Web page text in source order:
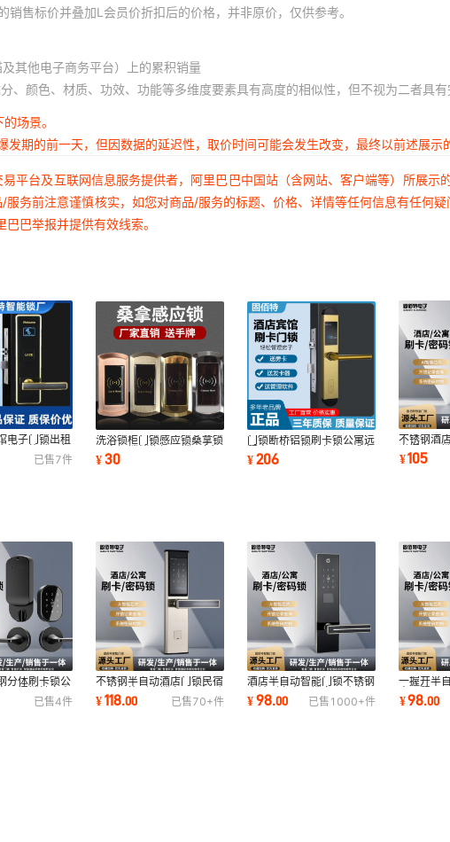
售标价并叠加L会员价折扣后的价格，并非原价，仅供参考。
其他电子商务平台）上的累积销量
、颜色、材质、功效、功能等多维度要素具有高度的相似性，但不视为二者具有
场景。
期的前一天，但因数据的延迟性，取价时间可能会发生改变，最终以前述展示
平台及互联网信息服务提供者，阿里巴巴中国站（含网站、客户端等）所展
务前注意谨慎核实，如您对商品/服务的标题、价格、详情等任何信息有任何
巴举报并提供有效线索。
电子门锁出租
锁智能锁ic卡
已售7件
洗浴锁柜门锁感应锁桑拿锁
更衣柜锁储物柜子锁ic卡智
能锁电子锁
¥30
门锁断桥铝锁刷卡锁公寓远
程密码电子锁ic卡蓝牙感应
锁智能锁
¥206
不锈钢酒
道门电子
信云端密码
¥105
分体刷卡锁公
码门锁健身房
已售4件
不锈钢半自动酒店门锁民宿
公寓智能刷卡锁家用房间卧
室门密码锁
¥118.00 已售70+件
酒店半自动智能门锁不锈钢
宾馆刷卡电子锁家用卧室民
宿公寓密码锁
¥98.00 已售 1000+件
一握开半
房远程
钢磁卡感应
¥98.00